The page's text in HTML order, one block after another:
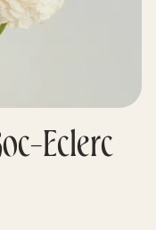
Eclerc